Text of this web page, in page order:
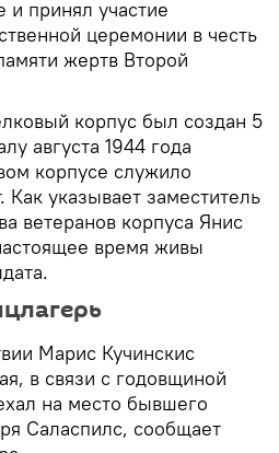
и принял участие
церемонии в честь
жертв Второй
корпус был создан 5
августа 1944 года
корпусе служило
Как указывает заместитель
ветеранов корпуса Янис
время живы
Марис Кучинскис
в связи с годовщиной
на место бывшего
Саласпилс, сообщает